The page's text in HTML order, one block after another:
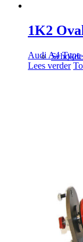
1K2
Audi A4 Type
Lees verder